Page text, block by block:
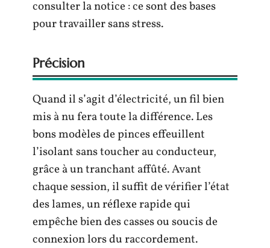
consulter la notice : ce sont des bases
pour travailler sans stress.
Précision
Quand il s’agit d’électricité, un fil bien
mis à nu fera toute la différence. Les
bons modèles de pinces effeuillent
l’isolant sans toucher au conducteur,
grâce à un tranchant affûté. Avant
chaque session, il suffit de vérifier l’état
des lames, un réflexe rapide qui
empêche bien des casses ou soucis de
connexion lors du raccordement.